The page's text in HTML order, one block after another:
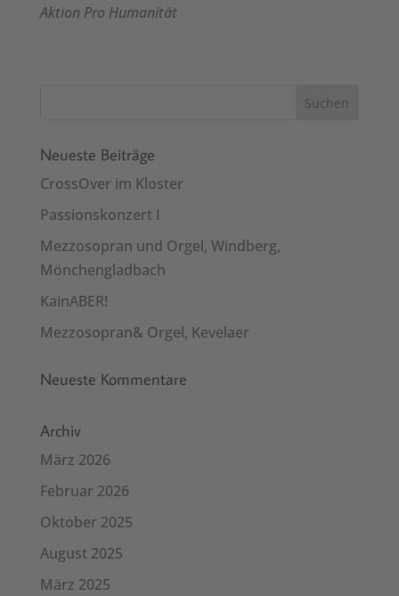
Aktion Pro Human­ität
Neueste Beiträge
CrossOver im Kloster
Passionskonzert I
Mezzosopran und Orgel, Windberg,
Mönchengladbach
KainABER!
Mezzosopran& Orgel, Kevelaer
Neueste Kommentare
Archiv
März 2026
Februar 2026
Oktober 2025
August 2025
März 2025